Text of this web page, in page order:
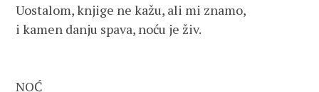
Uostalom, knjige ne kažu, ali mi znamo,
i kamen danju spava, noću je živ.
NOĆ